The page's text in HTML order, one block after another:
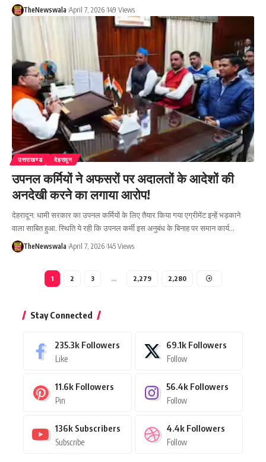
TheNewswala April 7, 2026 149 Views
उत्तराखण्ड देहरादून
उपनल कर्मियों ने अफसरों पर अदालतों के आदेशों की
अनदेखी करने का लगाया आरोप!
देहरादून: धामी सरकार का उपनल कर्मियों के लिए तैयार किया गया एग्रीमेंट इन्हें भड़काने
वाला साबित हुआ. स्थिति ये रही कि उपनल कर्मी इस अनुबंध के बिनाह पर समान कार्य…
TheNewswala April 7, 2026 145 Views
1 2 3 … 2,279 2,280
Stay Connected
235.3k Followers
Like
69.1k Followers
Follow
11.6k Followers
Pin
56.4k Followers
Follow
136k Subscribers
Subscribe
4.4k Followers
Follow